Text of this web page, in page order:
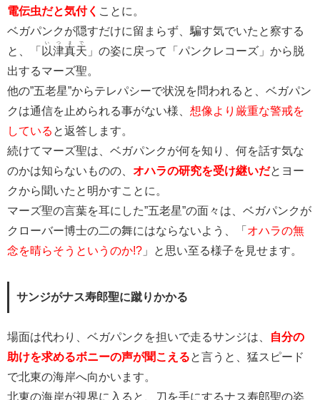
電伝虫だと気付く ことに。
ベガパンクが隠すだけに留まらず、騙す気でいたと察する
と、「 以津真天
いつまで
」の姿に戻って「パンクレコーズ」から脱
出するマーズ聖。
他の”五老星”からテレパシーで状況を問われると、ベガパン
クは通信を止められる事がない様、 想像より厳重な警戒を
している と返答します。
続けてマーズ聖は、ベガパンクが何を知り、何を話す気な
のかは知らないものの、 オハラの研究を受け継いだとヨー
クから聞いたと明かすことに。
マーズ聖の言葉を耳にした”五老星”の面々は、ベガパンクが
クローバー博士の二の舞にはならないよう、「 オハラの無
念を晴らそうというのか!? 」と思い至る様子を見せます。
サンジがナス寿郎聖に蹴りかかる
場面は代わり、ベガパンクを担いで走るサンジは、
自分の
助けを求めるボニーの声が聞こえると言うと、猛スピード
で北東の海岸へ向かいます。
北東の海岸が視界に入ると、刀を手にするナス寿郎聖の姿